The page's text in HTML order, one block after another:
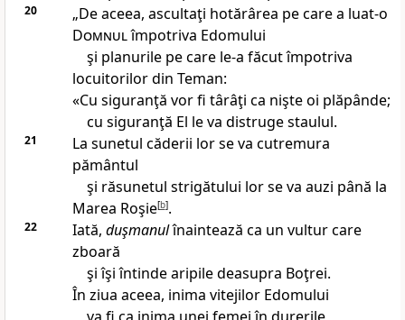
20
„De aceea, ascultaţi hotărârea pe care a luat-o
Domnulîmpotriva Edomului
şi planurile pe care le-a făcut împotriva
locuitorilor din Teman:
«Cu siguranţă vor fi târâţi ca nişte oi plăpânde;
cu siguranţă El le va distruge staulul.
21
La sunetul căderii lor se va cutremura
pământul
şi răsunetul strigătului lor se va auzi până la
Marea Roşie[b].
22 Iată, duşmanulînaintează ca un vultur care
zboară
şi îşi întinde aripile deasupra Boţrei.
În ziua aceea, inima vitejilor Edomului